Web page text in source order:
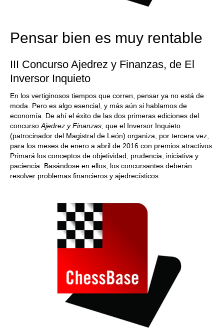
Pensar bien es muy rentable
III Concurso Ajedrez y Finanzas, de El
Inversor Inquieto
En los vertiginosos tiempos que corren, pensar ya no está de
moda. Pero es algo esencial, y más aún si hablamos de
economía. De ahí el éxito de las dos primeras ediciones del
concurso Ajedrez y Finanzas, que el Inversor Inquieto
(patrocinador del Magistral de León) organiza, por tercera vez,
para los meses de enero a abril de 2016 con premios atractivos.
Primará los conceptos de objetividad, prudencia, iniciativa y
paciencia. Basándose en ellos, los concursantes deberán
resolver problemas financieros y ajedrecísticos.